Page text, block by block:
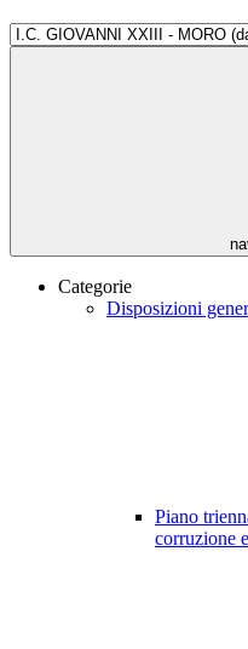
Categorie
Disposizioni
Piano
corruzione